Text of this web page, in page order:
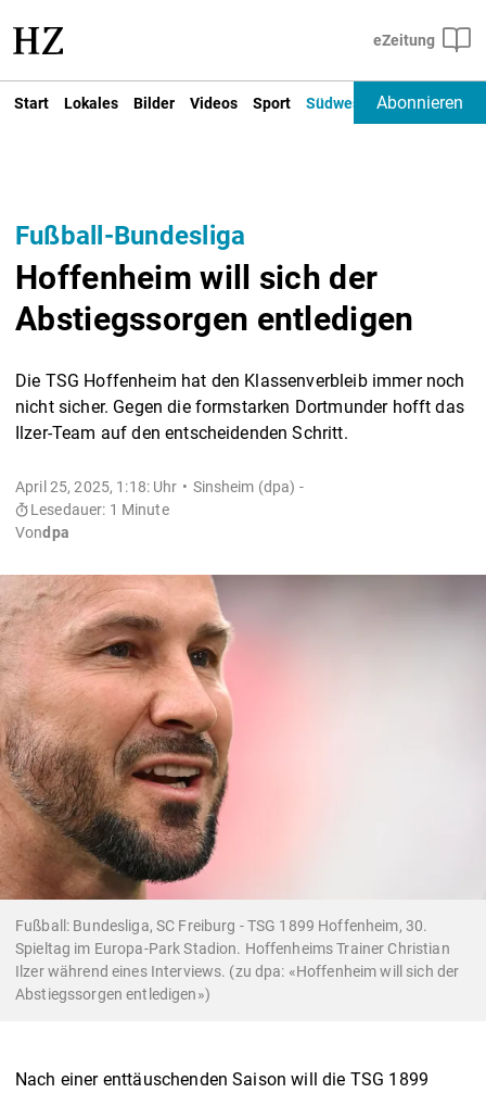
Start Lokales Bilder Videos Sport Südwest Deutschland
Abonnieren
Fußball-Bundesliga
Hoffenheim will sich der
Abstiegssorgen entledigen
Die TSG Hoffenheim hat den Klassenverbleib immer noch
nicht sicher. Gegen die formstarken Dortmunder hofft das
Ilzer-Team auf den entscheidenden Schritt.
April 25, 2025, 1:18: Uhr
Sinsheim (dpa) -
Lesedauer: 1 Minute
Vondpa
Fußball: Bundesliga, SC Freiburg - TSG 1899 Hoffenheim, 30.
Spieltag im Europa-Park Stadion. Hoffenheims Trainer Christian
Ilzer während eines Interviews. (zu dpa: «Hoffenheim will sich der
Abstiegssorgen entledigen»)
Nach einer enttäuschenden Saison will die TSG 1899